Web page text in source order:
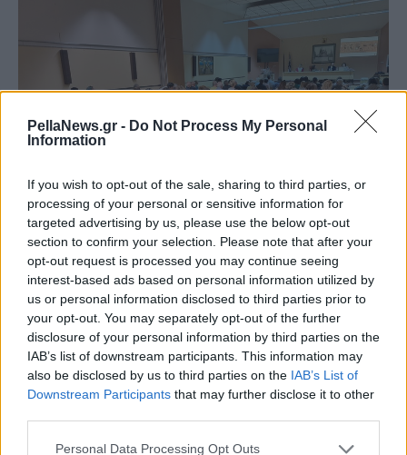
PellaNews.gr - Do Not Process My Personal
Information
If you wish to opt-out of the sale, sharing to third parties, or
processing of your personal or sensitive information for
targeted advertising by us, please use the below opt-out
section to confirm your selection. Please note that after your
opt-out request is processed you may continue seeing
interest-based ads based on personal information utilized by
us or personal information disclosed to third parties prior to
your opt-out. You may separately opt-out of the further
disclosure of your personal information by third parties on the
IAB’s list of downstream participants. This information may
also be disclosed by us to third parties on the IAB’s List of
Downstream Participants that may further disclose it to other
Personal Data Processing Opt Outs